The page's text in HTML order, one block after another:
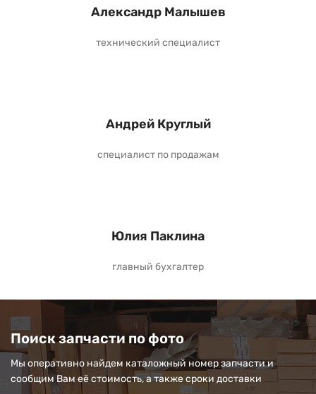
Александр Малышев
технический специалист
Андрей Круглый
специалист по продажам
Юлия Паклина
главный бухгалтер
Поиск запчасти по фото
Мы оперативно найдем каталожный номер запчасти и
сообщим Вам её стоимость, а также сроки доставки